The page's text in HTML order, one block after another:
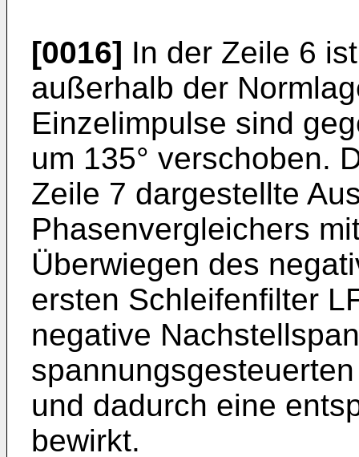
[0016] In der Zeile 6
außerhalb der
Einzelimpulse sind
um 135° verschoben.
Zeile 7 dargestellte
Phasenvergleichers
Überwiegen des
ersten Schleifenfilter
negative
und dadurch eine
bewirkt.